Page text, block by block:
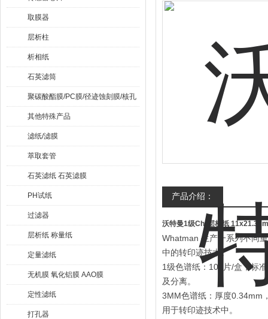
取膜器
层析柱
析相纸
石英滤筒
聚碳酸酯膜/PC膜/径迹蚀刻膜/核孔
膜
其他特殊产品
滤纸/滤膜
萃取套管
石英滤纸 石英滤膜
PH试纸
过滤器
层析纸 称量纸
定量滤纸
无机膜 氧化铝膜 AAO膜
定性滤纸
打孔器
产品介绍：
沃特曼1级Chr层析纸
Whatman 生产一系列不同
中的转印迹技术。
1级色谱纸：100片/盒，标
及分离。
3MM色谱纸：厚度0.34mm
用于转印迹技术中。